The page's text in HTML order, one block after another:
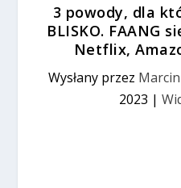
3 powody, dla
BLISKO. FAANG
Netflix,
Wysłany przez
2023 |